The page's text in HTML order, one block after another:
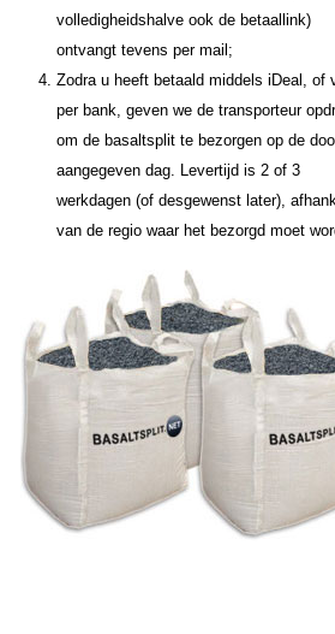
volledigheidshalve ook de betaallink)
ontvangt tevens per mail;
Zodra u heeft betaald middels iDeal, of
per bank, geven we de transporteur
om de basaltsplit te bezorgen op de
aangegeven dag. Levertijd is 2 of 3
werkdagen (of desgewenst later),
van de regio waar het bezorgd moet